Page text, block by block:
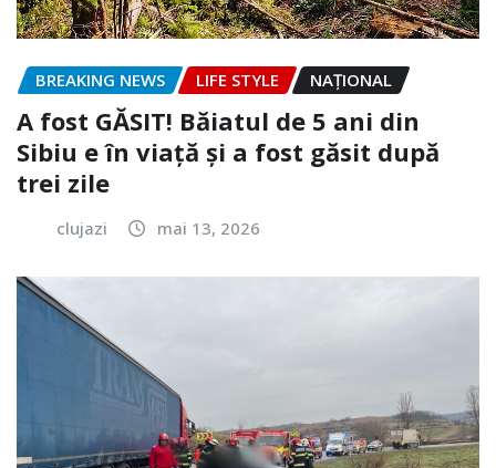
BREAKING NEWS LIFE STYLE NAŢIONAL
A fost GĂSIT! Băiatul de 5 ani din
Sibiu e în viață și a fost găsit după
trei zile
clujazi mai 13, 2026